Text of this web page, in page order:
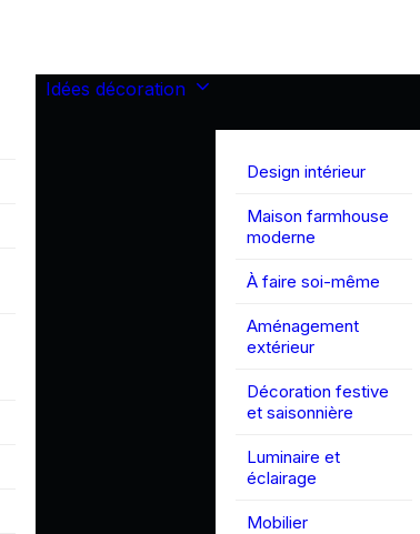
Idées décoration
Design intérieur
Maison farmhouse
moderne
À faire soi-même
Aménagement
extérieur
Décoration festive
et saisonnière
Luminaire et
éclairage
Mobilier